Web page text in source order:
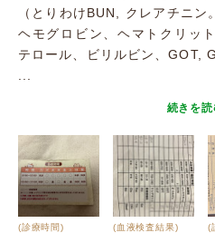
（とりわけBUN, クレアチニン
ヘモグロビン、ヘマトクリッ
テロール、ビリルビン、GOT,
続きを読
(診療時間) (血液検査結果) (